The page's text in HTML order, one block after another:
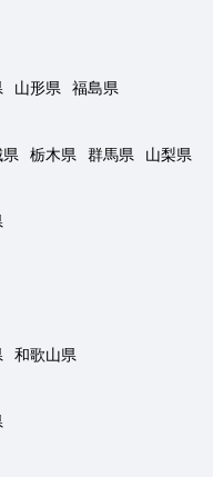
山形県
福島県
県 栃木県 群馬県
山梨県
和歌山県